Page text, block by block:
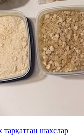
тарқатган шахслар